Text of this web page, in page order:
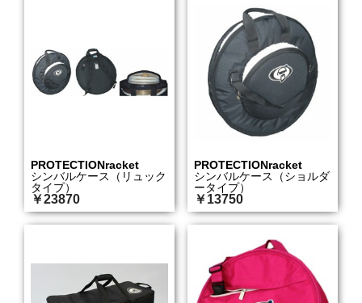
PROTECTIONracket
シンバルケース（リュック
タイプ）
￥23870
PROTECTIONracket
シンバルケース（ショルダ
ータイプ）
￥13750